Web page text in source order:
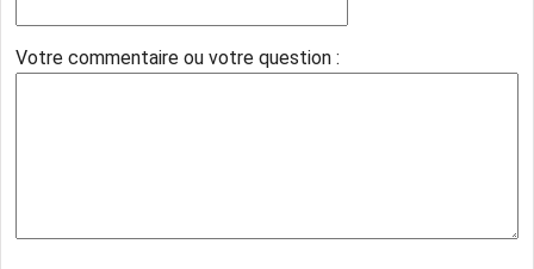
Votre commentaire ou votre question :